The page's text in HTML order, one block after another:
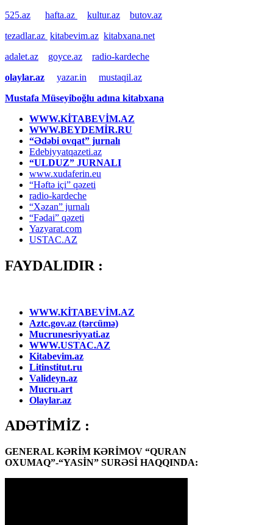
525.az
hafta.az kultur.az
butov.az
tezadlar.az kitabevim.az kitabxana.net
adalet.az
goyce.az
radio-kardeche
olaylar.az
yazar.in
mustaqil.az
Mustafa Müseyiboğlu adına kitabxana
WWW.KİTABEVİM.AZ
WWW.BEYDEMİR.RU
“Ədəbi ovqat” jurnalı
Edebiyyatqazeti.az
“ULDUZ” JURNALI
www.xudaferin.eu
“Həftə içi” qəzeti
radio-kardeche
“Xəzan” jurnalı
“Fədai” qəzeti
Yazyarat.com
USTAC.AZ
FAYDALIDIR :
WWW.KİTABEVİM.AZ
Aztc.gov.az (tərcümə)
Mucrunesriyyati.az
WWW.USTAC.AZ
Kitabevim.az
Litinstitut.ru
Valideyn.az
Mucru.art
Olaylar.az
ADƏTİMİZ :
GENERAL KƏRİM KƏRİMOV “QURAN
OXUMAQ”-“YASİN” SURƏSİ HAQQINDA: